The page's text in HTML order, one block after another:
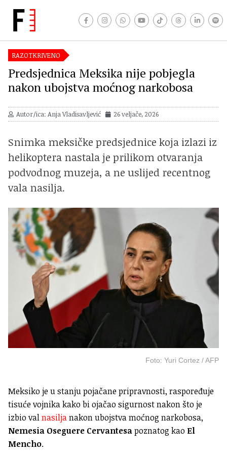
RAZOTKRIVENO
Predsjednica Meksika nije pobjegla
nakon ubojstva moćnog narkobosa
Autor/ica: Anja Vladisavljević 26 veljače, 2026
Snimka meksičke predsjednice koja izlazi iz
helikoptera nastala je prilikom otvaranja
podvodnog muzeja, a ne uslijed recentnog
vala nasilja.
Foto: Yuri Cortez / AFP
Meksiko je u stanju pojačane pripravnosti, raspoređuje
tisuće vojnika kako bi ojačao sigurnost nakon što je
izbio valnasiljanakon ubojstva moćnog narkobosa,
Nemesia Oseguere Cervantesapoznatog kao El
Mencho.